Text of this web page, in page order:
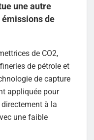
une autre
de
de CO2,
de pétrole et
de capture
appliquée pour
à la
une faible